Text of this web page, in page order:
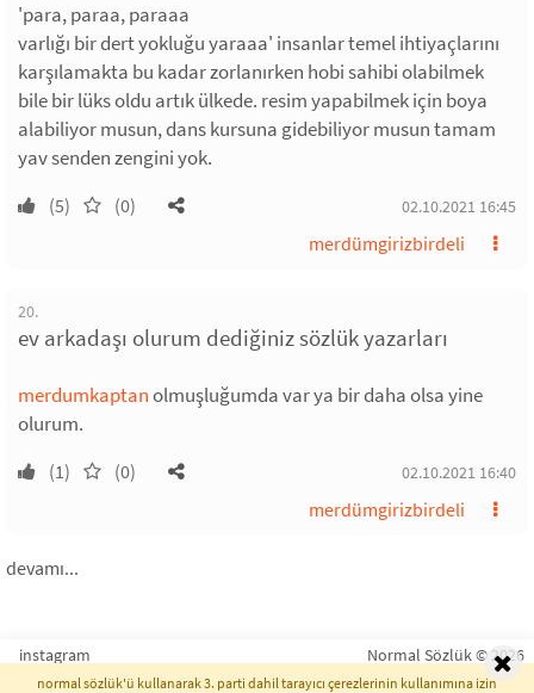
'para, paraa, paraaa
varlığı bir dert yokluğu yaraaa' insanlar temel ihtiyaçlarını
karşılamakta bu kadar zorlanırken hobi sahibi olabilmek
bile bir lüks oldu artık ülkede. resim yapabilmek için boya
alabiliyor musun, dans kursuna gidebiliyor musun tamam
yav senden zengini yok.
(5) (0) 02.10.2021 16:45
merdümgirizbirdeli
20.
ev arkadaşı olurum dediğiniz sözlük yazarları
merdumkaptanolmuşluğumda var ya bir daha olsa yine
olurum.
(1) (0) 02.10.2021 16:40
merdümgirizbirdeli
devamı...
instagram Normal Sözlük © 2026
normal sözlük'ü kullanarak 3. parti dahil tarayıcı çerezlerinin kullanımına izin